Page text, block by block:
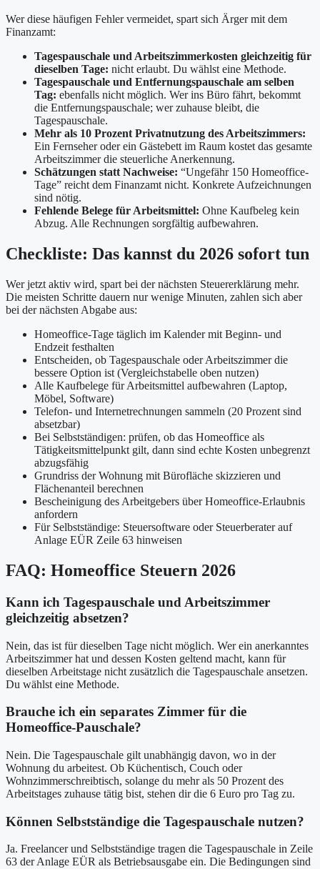
Wer diese häufigen Fehler vermeidet, spart sich Ärger mit dem
Finanzamt:
Tagespauschale und Arbeitszimmerkosten gleichzeitig für
dieselben Tage: nicht erlaubt. Du wählst eine Methode.
Tagespauschale und Entfernungspauschale am selben
Tag: ebenfalls nicht möglich. Wer ins Büro fährt, bekommt
die Entfernungspauschale; wer zuhause bleibt, die
Tagespauschale.
Mehr als 10 Prozent Privatnutzung des Arbeitszimmers:
Ein Fernseher oder ein Gästebett im Raum kostet das gesamte
Arbeitszimmer die steuerliche Anerkennung.
Schätzungen statt Nachweise: “Ungefähr 150 Homeoffice-
Tage” reicht dem Finanzamt nicht. Konkrete Aufzeichnungen
sind nötig.
Fehlende Belege für Arbeitsmittel: Ohne Kaufbeleg kein
Abzug. Alle Rechnungen sorgfältig aufbewahren.
Checkliste: Das kannst du 2026 sofort tun
Wer jetzt aktiv wird, spart bei der nächsten Steuererklärung mehr.
Die meisten Schritte dauern nur wenige Minuten, zahlen sich aber
bei der nächsten Abgabe aus:
Homeoffice-Tage täglich im Kalender mit Beginn- und
Endzeit festhalten
Entscheiden, ob Tagespauschale oder Arbeitszimmer die
bessere Option ist (Vergleichstabelle oben nutzen)
Alle Kaufbelege für Arbeitsmittel aufbewahren (Laptop,
Möbel, Software)
Telefon- und Internetrechnungen sammeln (20 Prozent sind
absetzbar)
Bei Selbstständigen: prüfen, ob das Homeoffice als
Tätigkeitsmittelpunkt gilt, dann sind echte Kosten unbegrenzt
abzugsfähig
Grundriss der Wohnung mit Bürofläche skizzieren und
Flächenanteil berechnen
Bescheinigung des Arbeitgebers über Homeoffice-Erlaubnis
anfordern
Für Selbstständige: Steuersoftware oder Steuerberater auf
Anlage EÜR Zeile 63 hinweisen
FAQ: Homeoffice Steuern 2026
Kann ich Tagespauschale und Arbeitszimmer
gleichzeitig absetzen?
Nein, das ist für dieselben Tage nicht möglich. Wer ein anerkanntes
Arbeitszimmer hat und dessen Kosten geltend macht, kann für
dieselben Arbeitstage nicht zusätzlich die Tagespauschale ansetzen.
Du wählst eine Methode.
Brauche ich ein separates Zimmer für die
Homeoffice-Pauschale?
Nein. Die Tagespauschale gilt unabhängig davon, wo in der
Wohnung du arbeitest. Ob Küchentisch, Couch oder
Wohnzimmerschreibtisch, solange du mehr als 50 Prozent des
Arbeitstages zuhause tätig bist, stehen dir die 6 Euro pro Tag zu.
Können Selbstständige die Tagespauschale nutzen?
Ja. Freelancer und Selbstständige tragen die Tagespauschale in Zeile
63 der Anlage EÜR als Betriebsausgabe ein. Die Bedingungen sind